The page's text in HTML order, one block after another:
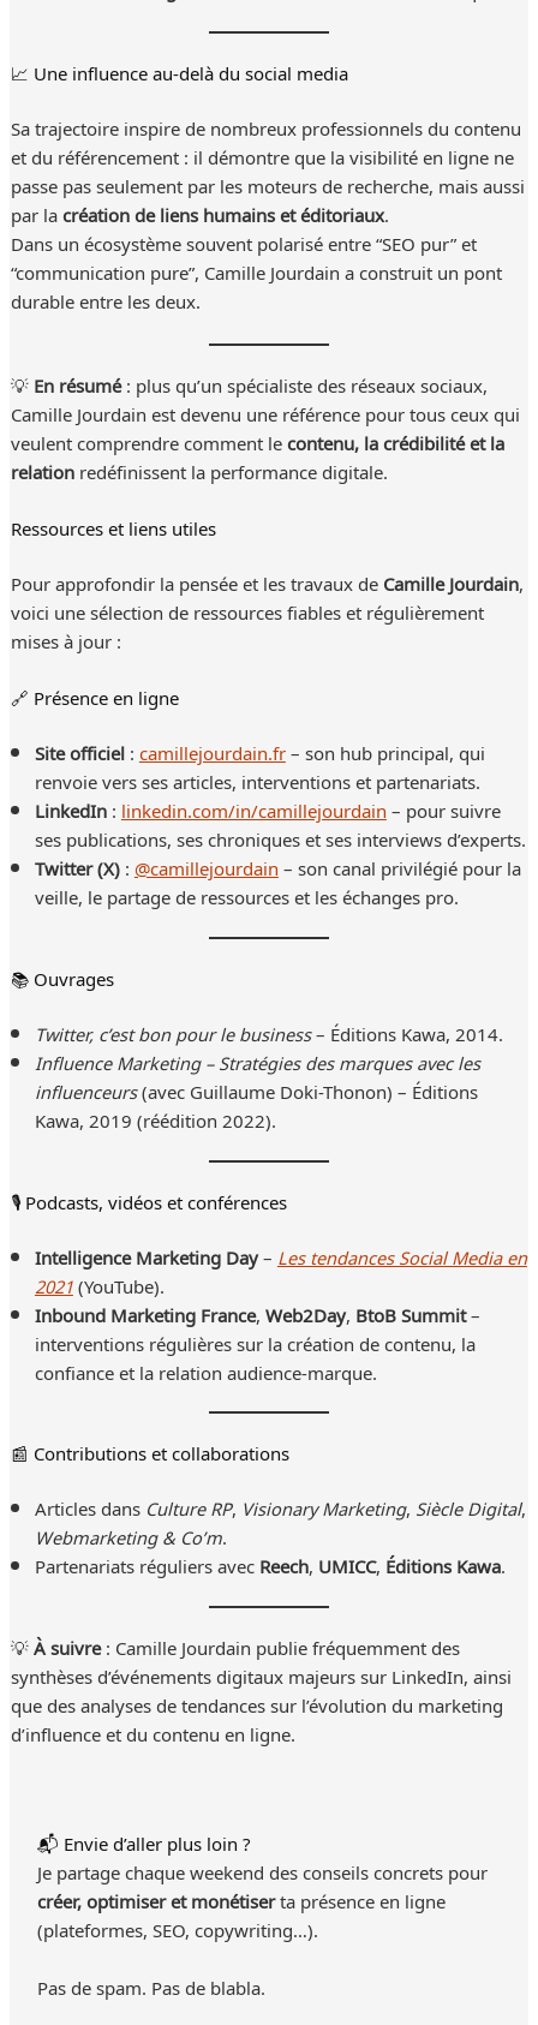
📈 Une influence au-delà du social media
Sa trajectoire inspire de nombreux professionnels du contenu
et du référencement : il démontre que la visibilité en ligne ne
passe pas seulement par les moteurs de recherche, mais aussi
par lacréation de liens humains et éditoriaux.
Dans un écosystème souvent polarisé entre “SEO pur” et
“communication pure”, Camille Jourdain a construit un pont
durable entre les deux.
💡En résumé: plus qu’un spécialiste des réseaux sociaux,
Camille Jourdain est devenu une référence pour tous ceux qui
veulent comprendre comment lecontenu, la crédibilité et la
relationredéfinissent la performance digitale.
Ressources et liens utiles
Pour approfondir la pensée et les travaux deCamille Jourdain,
voici une sélection de ressources fiables et régulièrement
mises à jour :
🔗 Présence en ligne
Site officiel:camillejourdain.fr– son hub principal, qui
renvoie vers ses articles, interventions et partenariats.
LinkedIn: linkedin.com/in/camillejourdain– pour suivre
ses publications, ses chroniques et ses interviews d’experts.
Twitter (X): @camillejourdain– son canal privilégié pour la
veille, le partage de ressources et les échanges pro.
📚 Ouvrages
Twitter, c’est bon pour le business– Éditions Kawa, 2014.
Influence Marketing – Stratégies des marques avec les
influenceurs(avec Guillaume Doki-Thonon) – Éditions
Kawa, 2019 (réédition 2022).
🎙 Podcasts, vidéos et conférences
Intelligence Marketing Day– Les tendances Social Media en
2021(YouTube).
Inbound Marketing France,Web2Day, BtoB Summit–
interventions régulières sur la création de contenu, la
confiance et la relation audience-marque.
📰 Contributions et collaborations
Articles dans Culture RP, Visionary Marketing, Siècle Digital,
Webmarketing & Co’m.
Partenariats réguliers avecReech, UMICC, Éditions Kawa.
💡À suivre: Camille Jourdain publie fréquemment des
synthèses d’événements digitaux majeurs sur LinkedIn, ainsi
que des analyses de tendances sur l’évolution du marketing
d’influence et du contenu en ligne.
📬 Envie d’aller plus loin ?
Je partage chaque weekend des conseils concrets pour
créer, optimiser et monétiserta présence en ligne
(plateformes, SEO, copywriting…).
Pas de spam. Pas de blabla.